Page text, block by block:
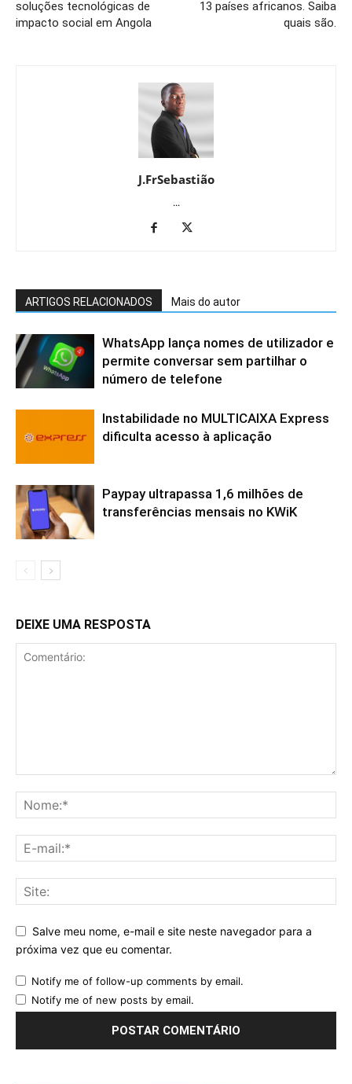
soluções tecnológicas de
impacto social em Angola
13 países africanos. Saiba
quais são.
J.FrSebastião
...
ARTIGOS RELACIONADOS Mais do autor
WhatsApp lança nomes de utilizador e
permite conversar sem partilhar o
número de telefone
Instabilidade no MULTICAIXA Express
dificulta acesso à aplicação
Paypay ultrapassa 1,6 milhões de
transferências mensais no KWiK
DEIXE UMA RESPOSTA
Salve meu nome, e-mail e site neste navegador para a
próxima vez que eu comentar.
Notify me of follow-up comments by email.
Notify me of new posts by email.